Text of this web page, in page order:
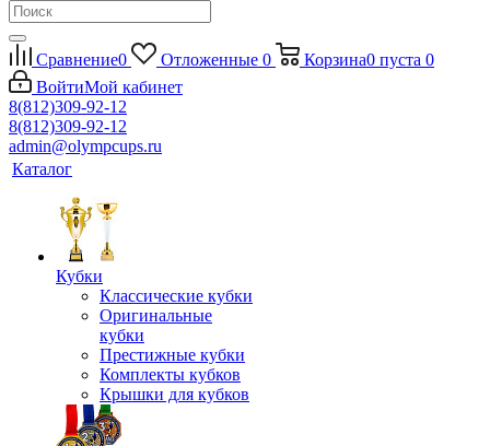
Сравнение0 Отложенные 0 Корзина0 пуста 0
ВойтиМой кабинет
8(812)309-92-12
8(812)309-92-12
admin@olympcups.ru
Каталог
Кубки
Классические кубки
Оригинальные
кубки
Престижные кубки
Комплекты кубков
Крышки для кубков